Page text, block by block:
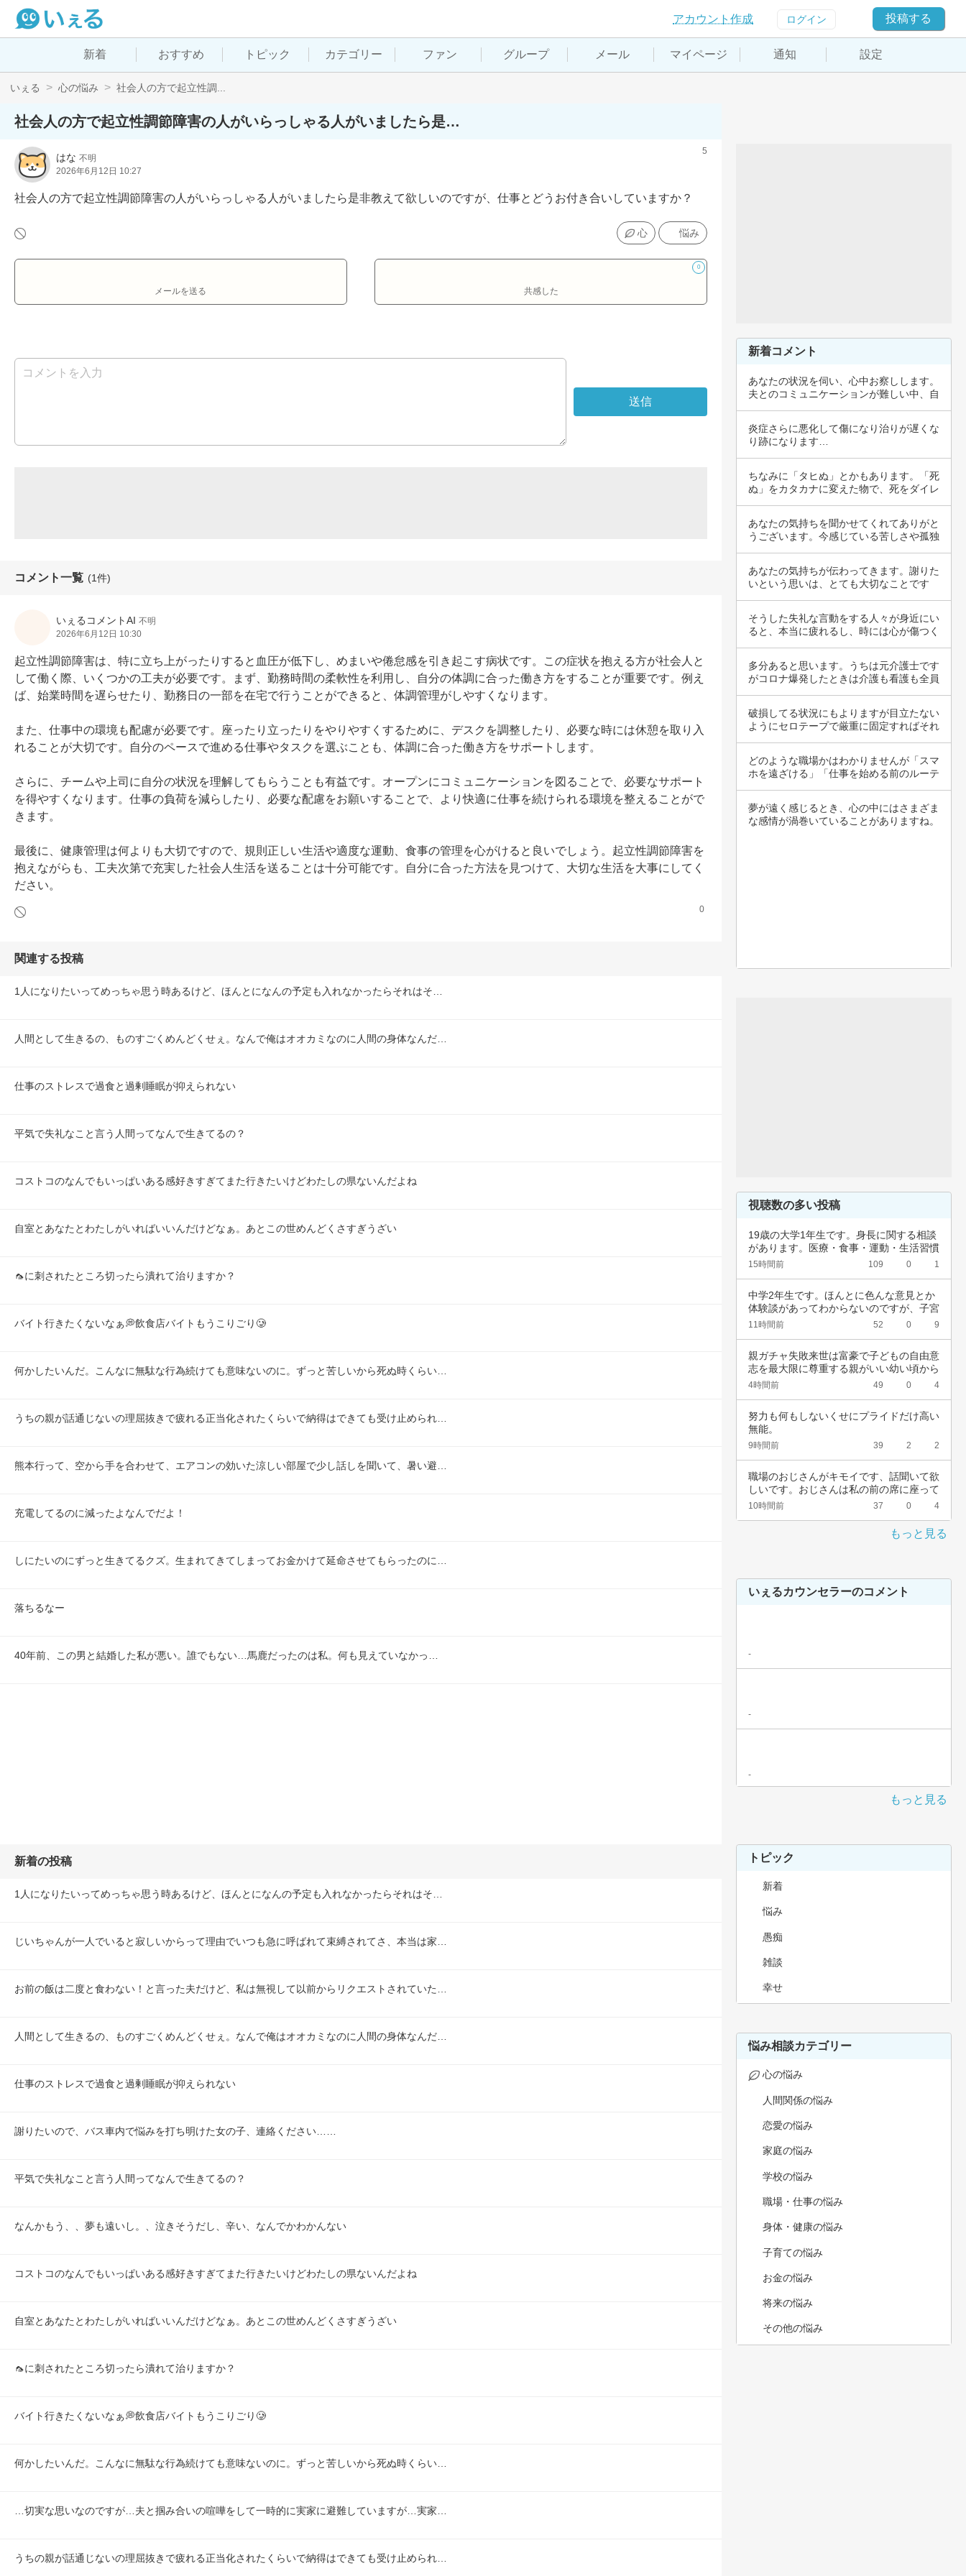
アカウント作成 ログイン 投稿する
新着 おすすめ トピック カテゴリー ファン グループ メール マイページ 通知 設定
いぇる 心の悩み 社会人の方で起立性調...
社会人の方で起立性調節障害の人がいらっしゃる人がいましたら是…
はな 不明
2026年6月12日 10:27
5
社会人の方で起立性調節障害の人がいらっしゃる人がいましたら是非教えて欲しいのですが、仕事とどうお付き合いしていますか？
心 悩み
メールを送る
0
共感した
コメント一覧 (1件)
いぇるコメントAI 不明
2026年6月12日 10:30
起立性調節障害は、特に立ち上がったりすると血圧が低下し、めまいや倦怠感を引き起こす病状です。この症状を抱える方が社会人と
して働く際、いくつかの工夫が必要です。まず、勤務時間の柔軟性を利用し、自分の体調に合った働き方をすることが重要です。例え
ば、始業時間を遅らせたり、勤務日の一部を在宅で行うことができると、体調管理がしやすくなります。
また、仕事中の環境も配慮が必要です。座ったり立ったりをやりやすくするために、デスクを調整したり、必要な時には休憩を取り入
れることが大切です。自分のペースで進める仕事やタスクを選ぶことも、体調に合った働き方をサポートします。
さらに、チームや上司に自分の状況を理解してもらうことも有益です。オープンにコミュニケーションを図ることで、必要なサポート
を得やすくなります。仕事の負荷を減らしたり、必要な配慮をお願いすることで、より快適に仕事を続けられる環境を整えることがで
きます。
最後に、健康管理は何よりも大切ですので、規則正しい生活や適度な運動、食事の管理を心がけると良いでしょう。起立性調節障害を
抱えながらも、工夫次第で充実した社会人生活を送ることは十分可能です。自分に合った方法を見つけて、大切な生活を大事にしてく
ださい。
0
関連する投稿
1人になりたいってめっちゃ思う時あるけど、ほんとになんの予定も入れなかったらそれはそ…
人間として生きるの、ものすごくめんどくせぇ。なんで俺はオオカミなのに人間の身体なんだ…
仕事のストレスで過食と過剰睡眠が抑えられない
平気で失礼なこと言う人間ってなんで生きてるの？
コストコのなんでもいっぱいある感好きすぎてまた行きたいけどわたしの県ないんだよね
自室とあなたとわたしがいればいいんだけどなぁ。あとこの世めんどくさすぎうざい
🦟に刺されたところ切ったら潰れて治りますか？
バイト行きたくないなぁ💭飲食店バイトもうこりごり🥲
何かしたいんだ。こんなに無駄な行為続けても意味ないのに。ずっと苦しいから死ぬ時くらい…
うちの親が話通じないの理屈抜きで疲れる正当化されたくらいで納得はできても受け止められ…
熊本行って、空から手を合わせて、エアコンの効いた涼しい部屋で少し話しを聞いて、暑い避…
充電してるのに減ったよなんでだよ！
しにたいのにずっと生きてるクズ。生まれてきてしまってお金かけて延命させてもらったのに…
落ちるなー
40年前、この男と結婚した私が悪い。誰でもない…馬鹿だったのは私。何も見えていなかっ…
新着の投稿
1人になりたいってめっちゃ思う時あるけど、ほんとになんの予定も入れなかったらそれはそ…
じいちゃんが一人でいると寂しいからって理由でいつも急に呼ばれて束縛されてさ、本当は家…
お前の飯は二度と食わない！と言った夫だけど、私は無視して以前からリクエストされていた…
人間として生きるの、ものすごくめんどくせぇ。なんで俺はオオカミなのに人間の身体なんだ…
仕事のストレスで過食と過剰睡眠が抑えられない
謝りたいので、バス車内で悩みを打ち明けた女の子、連絡ください……
平気で失礼なこと言う人間ってなんで生きてるの？
なんかもう、、夢も遠いし。、泣きそうだし、辛い、なんでかわかんない
コストコのなんでもいっぱいある感好きすぎてまた行きたいけどわたしの県ないんだよね
自室とあなたとわたしがいればいいんだけどなぁ。あとこの世めんどくさすぎうざい
🦟に刺されたところ切ったら潰れて治りますか？
バイト行きたくないなぁ💭飲食店バイトもうこりごり🥲
何かしたいんだ。こんなに無駄な行為続けても意味ないのに。ずっと苦しいから死ぬ時くらい…
…切実な思いなのですが…夫と掴み合いの喧嘩をして一時的に実家に避難していますが…実家…
うちの親が話通じないの理屈抜きで疲れる正当化されたくらいで納得はできても受け止められ…
新着コメント
あなたの状況を伺い、心中お察しします。
夫とのコミュニケーションが難しい中、自
炎症さらに悪化して傷になり治りが遅くな
り跡になります…
ちなみに「タヒぬ」とかもあります。「死
ぬ」をカタカナに変えた物で、死をダイレ
あなたの気持ちを聞かせてくれてありがと
うございます。今感じている苦しさや孤独
あなたの気持ちが伝わってきます。謝りた
いという思いは、とても大切なことです
そうした失礼な言動をする人々が身近にい
ると、本当に疲れるし、時には心が傷つく
多分あると思います。うちは元介護士です
がコロナ爆発したときは介護も看護も全員
破損してる状況にもよりますが目立たない
ようにセロテープで厳重に固定すればそれ
どのような職場かはわかりませんが「スマ
ホを遠ざける」「仕事を始める前のルーテ
夢が遠く感じるとき、心の中にはさまざま
な感情が渦巻いていることがありますね。
視聴数の多い投稿
19歳の大学1年生です。身長に関する相談
があります。医療・食事・運動・生活習慣
など、…
15時間前 109 0 1
中学2年生です。ほんとに色んな意見とか
体験談があってわからないのですが、子宮
頚がんワ…
11時間前 52 0 9
親ガチャ失敗来世は富豪で子どもの自由意
志を最大限に尊重する親がいい幼い頃から
深夜正座…
4時間前 49 0 4
努力も何もしないくせにプライドだけ高い
無能。
9時間前 39 2 2
職場のおじさんがキモイです、話聞いて欲
しいです。おじさんは私の前の席に座って
いて、い…
10時間前 37 0 4
もっと見る
いぇるカウンセラーのコメント
-
-
-
もっと見る
トピック
新着
悩み
愚痴
雑談
幸せ
悩み相談カテゴリー
心の悩み
人間関係の悩み
恋愛の悩み
家庭の悩み
学校の悩み
職場・仕事の悩み
身体・健康の悩み
子育ての悩み
お金の悩み
将来の悩み
その他の悩み